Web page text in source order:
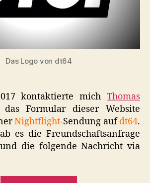
Das Logo von dt64
kontaktierte mich Thomas
Formular dieser Website
Nightflight-Sendung aufdt64.
es die Freundschaftsanfrage
die folgende Nachricht via